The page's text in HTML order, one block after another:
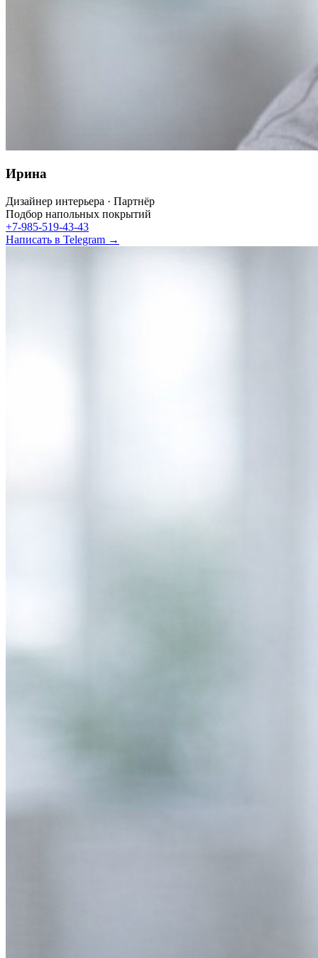
Ирина
Дизайнер интерьера · Партнёр
Подбор напольных покрытий
+7-985-519-43-43
Написать в Telegram →